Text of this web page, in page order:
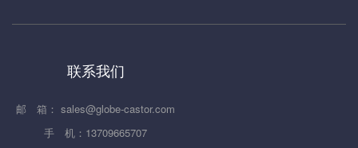
联系我们
邮 箱： sales@globe-castor.com
手 机：13709665707